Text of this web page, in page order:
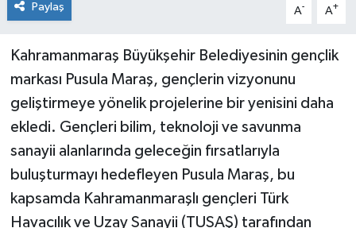
Paylaş A- A+
Kahramanmaraş Büyükşehir Belediyesinin gençlik
markası Pusula Maraş, gençlerin vizyonunu
geliştirmeye yönelik projelerine bir yenisini daha
ekledi. Gençleri bilim, teknoloji ve savunma
sanayii alanlarında geleceğin fırsatlarıyla
buluşturmayı hedefleyen Pusula Maraş, bu
kapsamda Kahramanmaraşlı gençleri Türk
Havacılık ve Uzay Sanayii (TUSAŞ) tarafından